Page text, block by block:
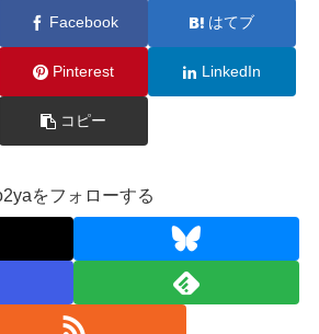
Facebook はてブ
Pinterest LinkedIn
コピー
をフォローする